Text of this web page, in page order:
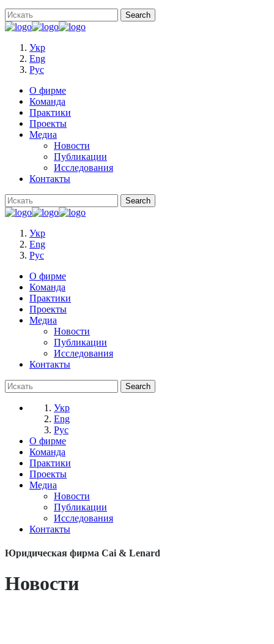
Укр
Eng
Рус
О фирме
Команда
Практики
Проекты
Медиа
Новости
Публикации
Исследования
Контакты
Укр
Eng
Рус
О фирме
Команда
Практики
Проекты
Медиа
Новости
Публикации
Исследования
Контакты
Укр
Eng
Рус
О фирме
Команда
Практики
Проекты
Медиа
Новости
Публикации
Исследования
Контакты
Юридическая фирма Cai & Lenard
Новости